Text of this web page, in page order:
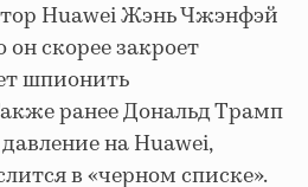
Huawei Жэнь Чжэнфэй
он скорее закроет
шпионить
ранее Дональд Трамп
на Huawei,
в «черном списке».